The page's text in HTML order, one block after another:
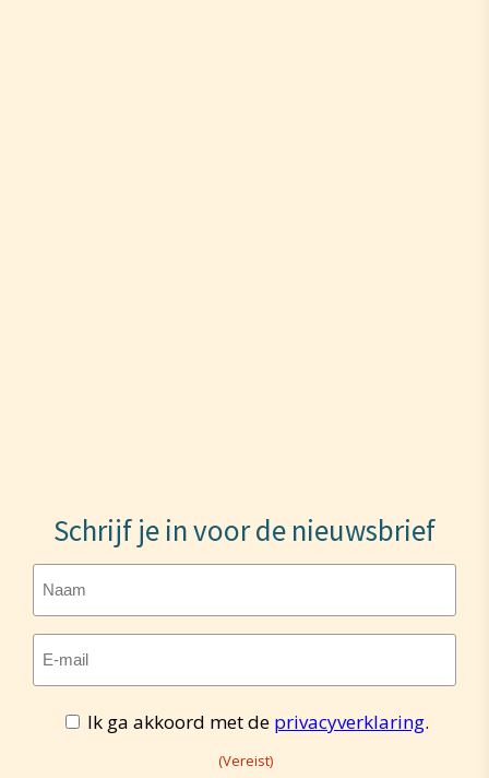
Schrijf je in voor de nieuwsbrief
mailadres
(Vereist)
Toestemming
(Vereist)
Ik ga akkoord met de privacyverklaring.
(Vereist)